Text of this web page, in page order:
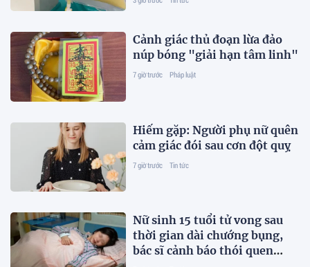
Cảnh giác thủ đoạn lừa đảo
núp bóng "giải hạn tâm linh"
7 giờ trước Pháp luật
Hiếm gặp: Người phụ nữ quên
cảm giác đói sau cơn đột quỵ
7 giờ trước Tin tức
Nữ sinh 15 tuổi tử vong sau
thời gian dài chướng bụng,
bác sĩ cảnh báo thói quen